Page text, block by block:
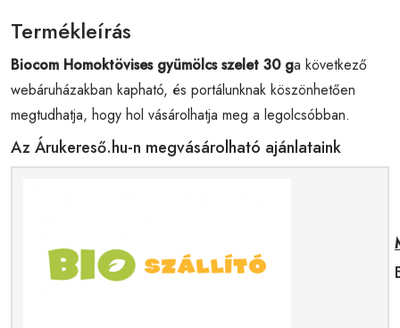
Termékleírás
Biocom Homoktövises gyümölcs szelet 30 ga következő
webáruházakban kapható, és portálunknak köszönhetően
megtudhatja, hogy hol vásárolhatja meg a legolcsóbban.
Az Árukereső.hu-n megvásárolható ajánlataink